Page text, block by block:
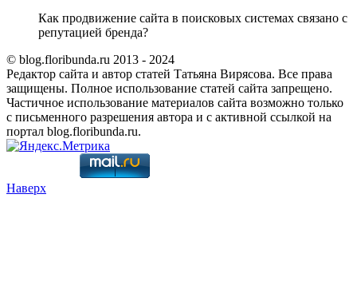
Как продвижение сайта в поисковых системах связано с
репутацией бренда?
© blog.floribunda.ru 2013 - 2024
Редактор сайта и автор статей Татьяна Вирясова. Все права
защищены. Полное использование статей сайта запрещено.
Частичное использование материалов сайта возможно только
с письменного разрешения автора и с активной ссылкой на
портал blog.floribunda.ru.
Наверх